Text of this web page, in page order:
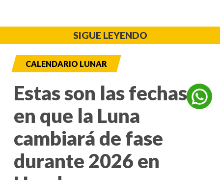
SIGUE LEYENDO
CALENDARIO LUNAR
Estas son las fechas
en que la Luna
cambiará de fase
durante 2026 en